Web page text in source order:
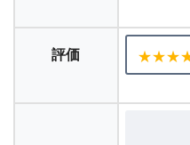
評価